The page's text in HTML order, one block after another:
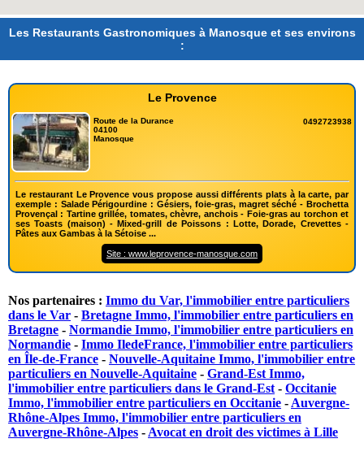
Les Restaurants Gastronomiques à Manosque et ses environs
:
Le Provence
Route de la Durance
04100
Manosque
0492723938
Le restaurant Le Provence vous propose aussi différents plats à la carte, par
exemple : Salade Périgourdine : Gésiers, foie-gras, magret séché - Brochetta
Provençal : Tartine grillée, tomates, chèvre, anchois - Foie-gras au torchon et
ses Toasts (maison) - Mixed-grill de Poissons : Lotte, Dorade, Crevettes -
Pâtes aux Gambas à la Sétoise ...
Site : www.leprovence-manosque.com
Nos partenaires : Immo du Var, l'immobilier entre particuliers
dans le Var - Bretagne Immo, l'immobilier entre particuliers en
Bretagne - Normandie Immo, l'immobilier entre particuliers en
Normandie - Immo IledeFrance, l'immobilier entre particuliers
en Île-de-France - Nouvelle-Aquitaine Immo, l'immobilier entre
particuliers en Nouvelle-Aquitaine - Grand-Est Immo,
l'immobilier entre particuliers dans le Grand-Est - Occitanie
Immo, l'immobilier entre particuliers en Occitanie - Auvergne-
Rhône-Alpes Immo, l'immobilier entre particuliers en
Auvergne-Rhône-Alpes - Avocat en droit des victimes à Lille